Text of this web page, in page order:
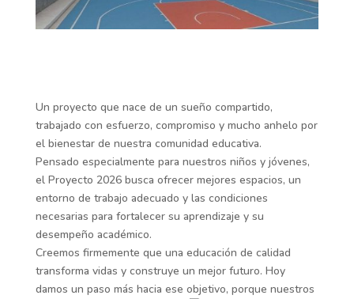
Un proyecto que nace de un sueño compartido,
trabajado con esfuerzo, compromiso y mucho anhelo por
el bienestar de nuestra comunidad educativa.
Pensado especialmente para nuestros niños y jóvenes,
el Proyecto 2026 busca ofrecer mejores espacios, un
entorno de trabajo adecuado y las condiciones
necesarias para fortalecer su aprendizaje y su
desempeño académico.
Creemos firmemente que una educación de calidad
transforma vidas y construye un mejor futuro. Hoy
damos un paso más hacia ese objetivo, porque nuestros